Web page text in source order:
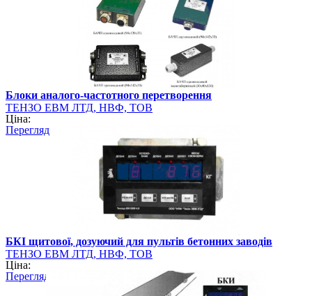
Блоки аналого-частотного перетворення
ТЕНЗО ЕВМ ЛТД, НВФ, ТОВ
Ціна:
Перегляд
БКІ щитової, дозуючий для пультів бетонних заводів
ТЕНЗО ЕВМ ЛТД, НВФ, ТОВ
Ціна:
Перегляд